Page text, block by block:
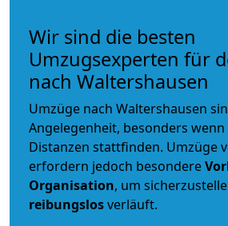
Wir sind die besten
Umzugsexperten für
nach Waltershausen
Umzüge nach Waltershausen
Angelegenheit, besonders
Distanzen stattfinden. Umzüge
erfordern jedoch besondere
Organisation, um
reibungslosverläuft.